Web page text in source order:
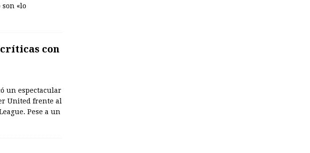
«lo
con
un espectacular
United frente al
Pese a un